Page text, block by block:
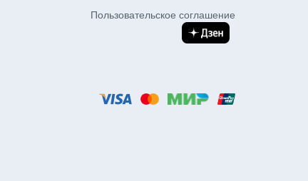
Пользовательское соглашение